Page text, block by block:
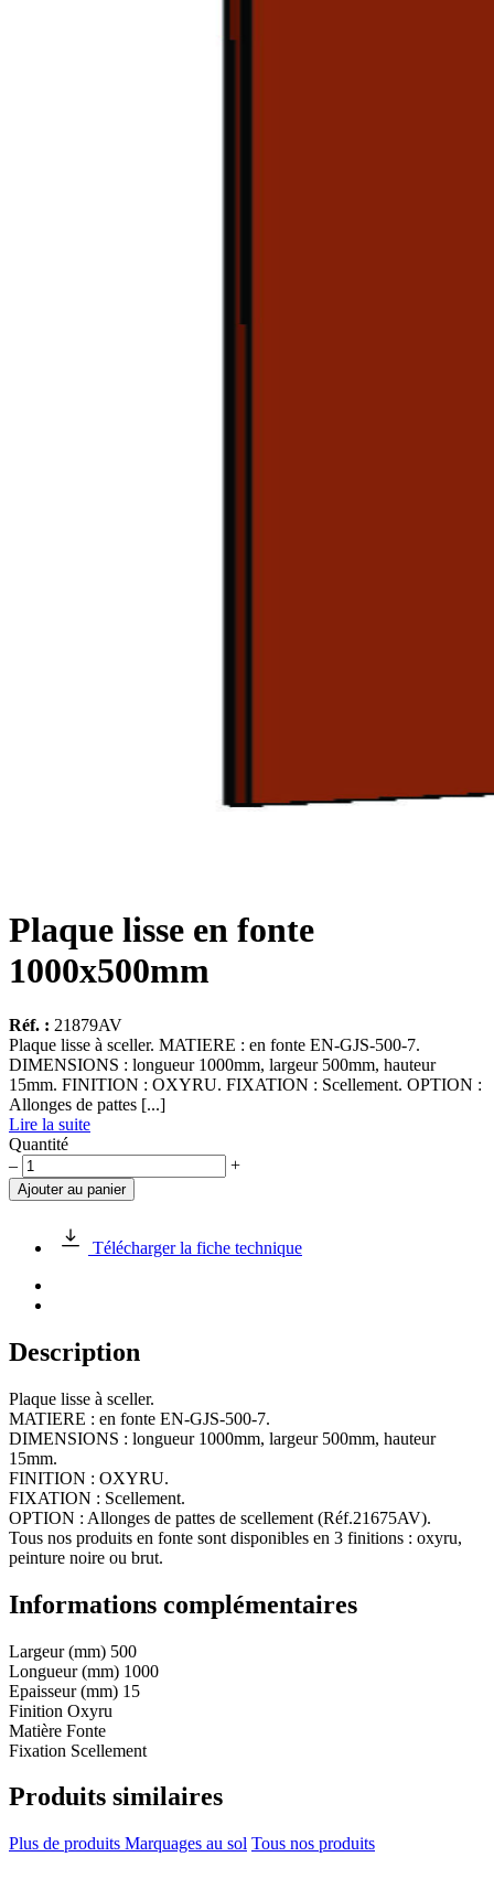
Plaque lisse en fonte
1000x500mm
Réf. : 21879AV
Plaque lisse à sceller. MATIERE : en fonte EN-GJS-500-7.
DIMENSIONS : longueur 1000mm, largeur 500mm, hauteur
15mm. FINITION : OXYRU. FIXATION : Scellement. OPTION :
Allonges de pattes [...]
Lire la suite
Quantité
quantité
de
Plaque
1000x500mm
– +
Ajouter au panier
Télécharger la fiche technique
Description
Plaque lisse à sceller.
MATIERE : en fonte EN-GJS-500-7.
DIMENSIONS : longueur 1000mm, largeur 500mm, hauteur
15mm.
FINITION : OXYRU.
FIXATION : Scellement.
OPTION : Allonges de pattes de scellement (Réf.21675AV).
Tous nos produits en fonte sont disponibles en 3 finitions : oxyru,
peinture noire ou brut.
Informations complémentaires
Largeur (mm) 500
Longueur (mm) 1000
Epaisseur (mm) 15
Finition Oxyru
Matière Fonte
Fixation Scellement
Produits similaires
Plus de produits Marquages au sol Tous nos produits